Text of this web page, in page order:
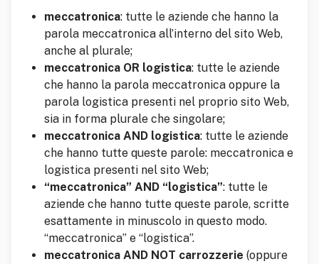
meccatronica: tutte le aziende che hanno la
parola meccatronica all’interno del sito Web,
anche al plurale;
meccatronica OR logistica: tutte le aziende
che hanno la parola meccatronica oppure la
parola logistica presenti nel proprio sito Web,
sia in forma plurale che singolare;
meccatronica AND logistica: tutte le aziende
che hanno tutte queste parole: meccatronica e
logistica presenti nel sito Web;
“meccatronica” AND “logistica”: tutte le
aziende che hanno tutte queste parole, scritte
esattamente in minuscolo in questo modo.
“meccatronica” e “logistica”.
meccatronica AND NOT carrozzerie (oppure